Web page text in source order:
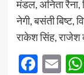
मंडल, अनिता रैना,
नेगी, बसंती बिष्ट,
राकेश सिंह, राजेश